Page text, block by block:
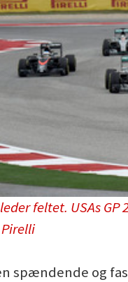
feltet. USAs GP
spændende og